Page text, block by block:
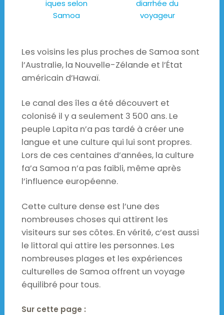
iques selon
Samoa
diarrhée du
voyageur
Les voisins les plus proches de Samoa sont
l’Australie, la Nouvelle-Zélande et l’État
américain d’Hawaï.
Le canal des îles a été découvert et
colonisé il y a seulement 3 500 ans. Le
peuple Lapita n’a pas tardé à créer une
langue et une culture qui lui sont propres.
Lors de ces centaines d’années, la culture
fa’a Samoa n’a pas faibli, même après
l’influence européenne.
Cette culture dense est l’une des
nombreuses choses qui attirent les
visiteurs sur ses côtes. En vérité, c’est aussi
le littoral qui attire les personnes. Les
nombreuses plages et les expériences
culturelles de Samoa offrent un voyage
équilibré pour tous.
Sur cette page :